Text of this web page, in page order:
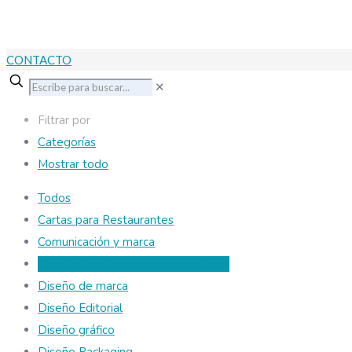
CONTACTO
✕
Filtrar por
Categorías
Mostrar todo
Todos
Cartas para Restaurantes
Comunicación y marca
Diseño de marca
Diseño Editorial
Diseño gráfico